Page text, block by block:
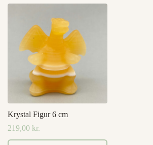
Krystal Figur 6 cm
219,00 kr.